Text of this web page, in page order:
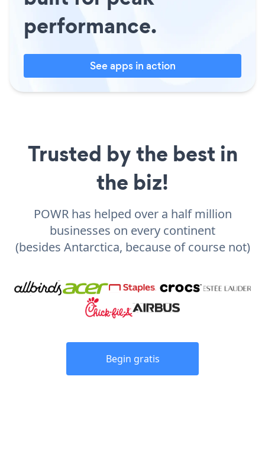
performance.
See apps in action
Trusted by the best in
the biz!
POWR has helped over a half million
businesses on every continent
(besides Antarctica, because of course not)
Begin gratis